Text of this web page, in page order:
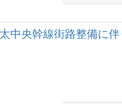
中央幹線街路整備に